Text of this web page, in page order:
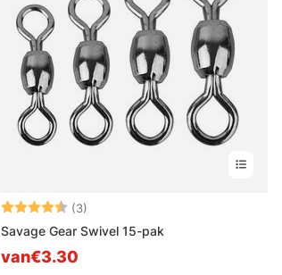
Beoordeling:(3)
Savage Gear Swivel 15-pak
van€3.30